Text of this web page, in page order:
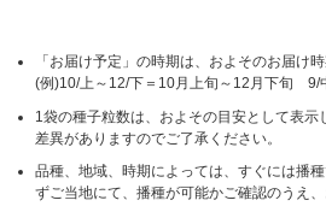
「お届け予定」の時期は、およそのお届け
(例)10/上～12/下＝10月上旬～12月下旬 9/
1袋の種子粒数は、およその目安として表
差異がありますのでご了承ください。
品種、地域、時期によっては、すぐには播
ずご当地にて、播種が可能かご確認のうえ、